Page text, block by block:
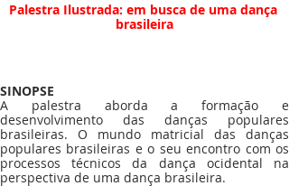
Palestra Ilustrada: em busca de uma dança
brasileira
SINOPSE
A palestra aborda a formação e
desenvolvimento das danças populares
brasileiras. O mundo matricial das danças
populares brasileiras e o seu encontro com os
processos técnicos da dança ocidental na
perspectiva de uma dança brasileira.